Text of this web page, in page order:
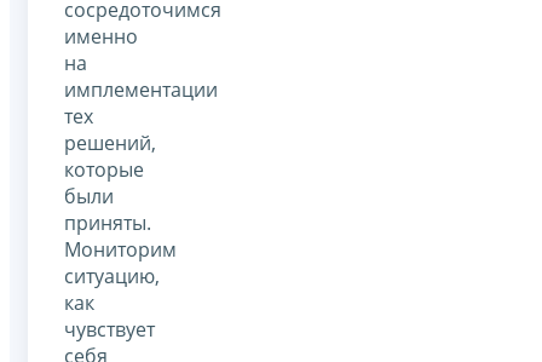
сосредоточимся
именно
на
имплементации
тех
решений,
которые
были
приняты.
Мониторим
ситуацию,
как
чувствует
себя